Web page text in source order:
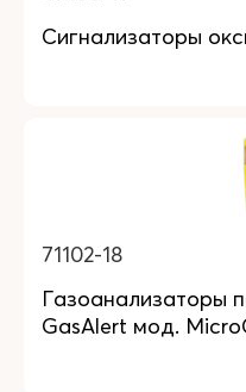
Сигнализаторы
71102-18
Газоанализаторы
GasAlert мод.